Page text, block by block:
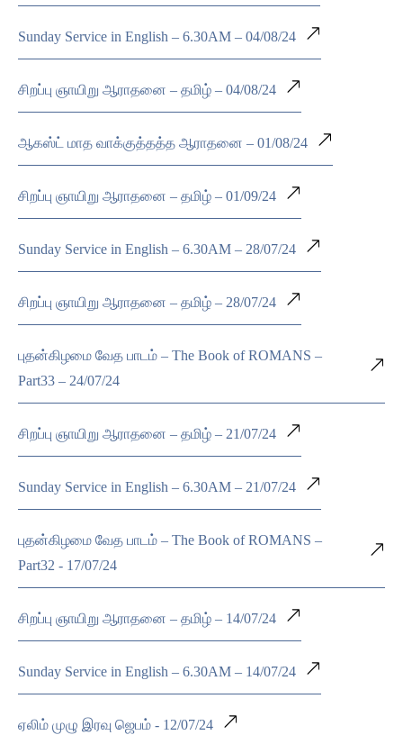
Sunday Service in English – 6.30AM – 04/08/24
சிறப்பு ஞாயிறு ஆராதனை – தமிழ் – 04/08/24
ஆகஸ்ட் மாத வாக்குத்தத்த ஆராதனை – 01/08/24
சிறப்பு ஞாயிறு ஆராதனை – தமிழ் – 01/09/24
Sunday Service in English – 6.30AM – 28/07/24
சிறப்பு ஞாயிறு ஆராதனை – தமிழ் – 28/07/24
புதன்கிழமை வேத பாடம் – The Book of ROMANS –
Part33 – 24/07/24
சிறப்பு ஞாயிறு ஆராதனை – தமிழ் – 21/07/24
Sunday Service in English – 6.30AM – 21/07/24
புதன்கிழமை வேத பாடம் – The Book of ROMANS –
Part32 - 17/07/24
சிறப்பு ஞாயிறு ஆராதனை – தமிழ் – 14/07/24
Sunday Service in English – 6.30AM – 14/07/24
ஏலிம் முழு இரவு ஜெபம் - 12/07/24